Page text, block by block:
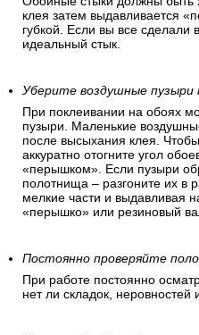
отрезания обработайте край
влажной губкой.
Обойные стыки должны быть
клея затем выдавливается
губкой. Если вы все сделали
идеальный стык.
Уберите воздушные пузыри
При поклеивании на обоях
пузыри. Маленькие
аккуратно отогните угол
«перышком». Если пузыри
полотнища – разгоните их в
мелкие части и выдавливая